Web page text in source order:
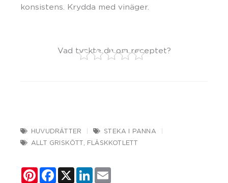
konsistens. Krydda med vinäger.
Vad tyckte du om receptet?
HUVUDRÄTTER
STEKA I PANNA
ALLT GRISKÖTT
FLÄSKKOTLETT
PinterestFacebook
X LinkedIn